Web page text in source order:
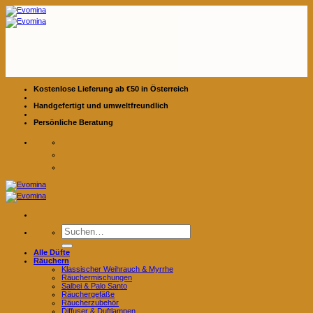
Zum
Inhalt
springen
Kostenlose Lieferung ab €50 in Österreich
Handgefertigt und umweltfreundlich
Persönliche Beratung
Suchen
nach:
Alle Düfte
Räuchern
Klassischer Weihrauch & Myrrhe
Räuchermischungen
Salbei & Palo Santo
Räuchergefäße
Räucherzubehör
Diffuser & Duftlampen